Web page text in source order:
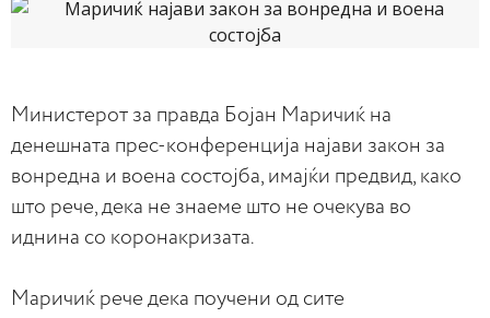
Министерот за правда Бојан Маричиќ на
денешната прес-конференција најави закон за
вонредна и воена состојба, имајќи предвид, како
што рече, дека не знаеме што не очекува во
иднина со коронакризата.
Маричиќ рече дека поучени од сите